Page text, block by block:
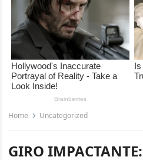
Home Uncategorized
GIRO